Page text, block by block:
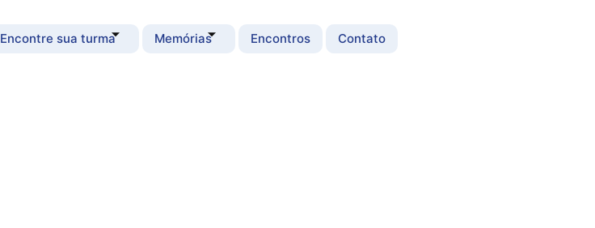
Encontre sua turma Memórias Encontros Contato